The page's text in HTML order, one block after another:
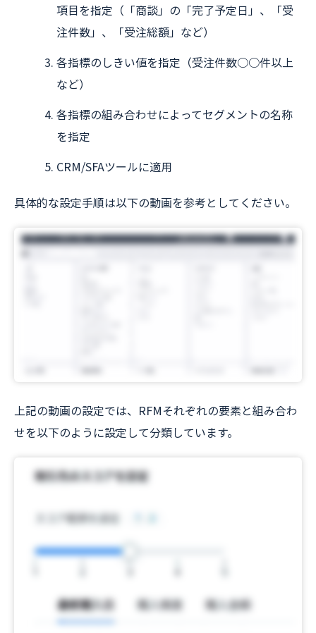
項目を指定（「商談」の「完了予定日」、「受
注件数」、「受注総額」など）
各指標のしきい値を指定（受注件数○○件以上
など）
各指標の組み合わせによってセグメントの名称
を指定
CRM/SFAツールに適用
具体的な設定手順は以下の動画を参考としてください。
上記の動画の設定では、RFMそれぞれの要素と組み合わ
せを以下のように設定して分類しています。